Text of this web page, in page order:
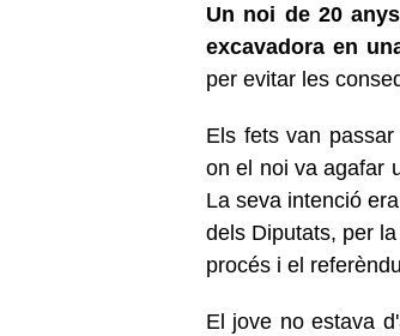
Un noi de 20
excavadora en
per evitar les
Els fets van
on el noi va agafar
La seva intenció era
dels Diputats, per
procés i el
El jove no estava